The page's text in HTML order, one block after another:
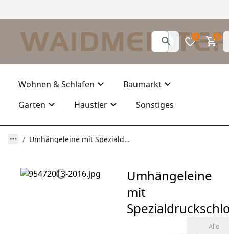
0 0
Wohnen & Schlafen
Baumarkt
Garten
Haustier Sonstiges
Umhängeleine mit Spezialdruckschloss
Umhängeleine
mit
Alle